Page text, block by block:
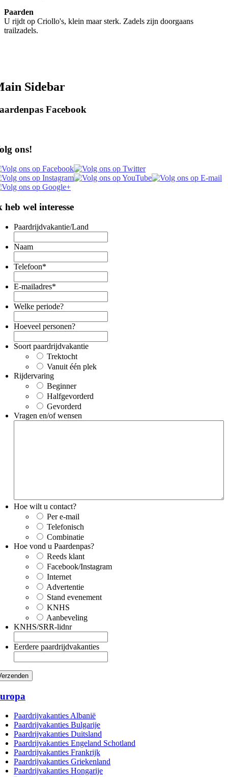
Paarden
U rijdt op Criollo's, klein maar sterk. Zadels zijn doorgaans
trailzadels.
Sidebar
Facebook
ons!
heb wel interesse
Paardrijdvakantie/Land
Naam
Telefoon*
E-mailadres*
Welke periode?
Hoeveel personen?
Soort paardrijdvakantie
Trektocht
Vanuit één plek
Rijdervaring
Beginner
Halfgevorderd
Gevorderd
Vragen en/of wensen
Hoe wilt u contact?
Per e-mail
Telefonisch
Combinatie
Hoe vond u Paardenpas?
Reeds klant
Facebook/Instagram
Internet
Advertentie
Stand evenement
KNHS
Aanbeveling
KNHS/SRR-lidnr
Eerdere paardrijdvakanties
Paardrijvakanties Albanië
Paardrijvakanties Bulgarije
Paardrijvakanties Duitsland
Paardrijvakanties Engeland Schotland
Paardrijvakanties Frankrijk
Paardrijvakanties Griekenland
Paardrijvakanties Hongarije